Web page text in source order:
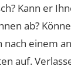
Kann er
ab?
nach einem
auf.